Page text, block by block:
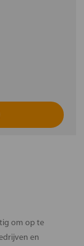
om op te
en